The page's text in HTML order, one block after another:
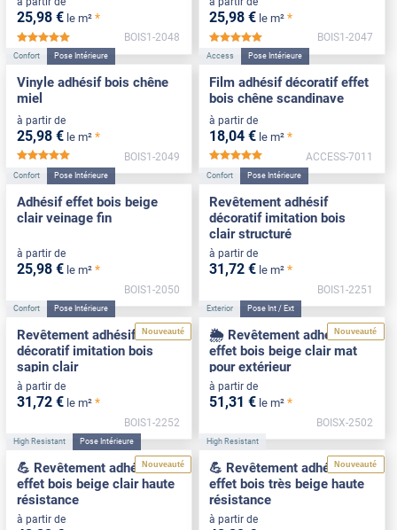
25,98 € le m² *
*****
BOIS1-2048
25,98 € le m² *
BOIS1-2047
Confort Pose Intérieure
Vinyle adhésif bois chêne
miel
à partir de
25,98 € le m² *
BOIS1-2049
Access Pose Intérieure
Film adhésif décoratif effet
bois chêne scandinave
à partir de
18,04 € le m² *
ACCESS-7011
Confort Pose Intérieure
Adhésif effet bois beige
clair veinage fin
à partir de
25,98 € le m² *
BOIS1-2050
Confort Pose Intérieure
Revêtement adhésif
décoratif imitation bois
clair structuré
à partir de
31 ,72 € le m² *
BOIS1-2251
Nouveauté
Confort Pose Intérieure
Revêtement adhésif
décoratif imitation bois
sapin clair
à partir de
31 ,72 € le m² *
BOIS1-2252
Nouveauté
Exterior Pose Int / Ext
🌦️ Revêtement adhésif
effet bois beige clair mat
pour extérieur
à partir de
51 ,31 € le m² *
BOISX-2502
Nouveauté
High Resistant Pose Intérieure
💪 Revêtement adhésif
effet bois beige clair haute
résistance
à partir de
Nouveauté
High Resistant
💪 Revêtement adhésif
effet bois très beige haute
résistance
à partir de